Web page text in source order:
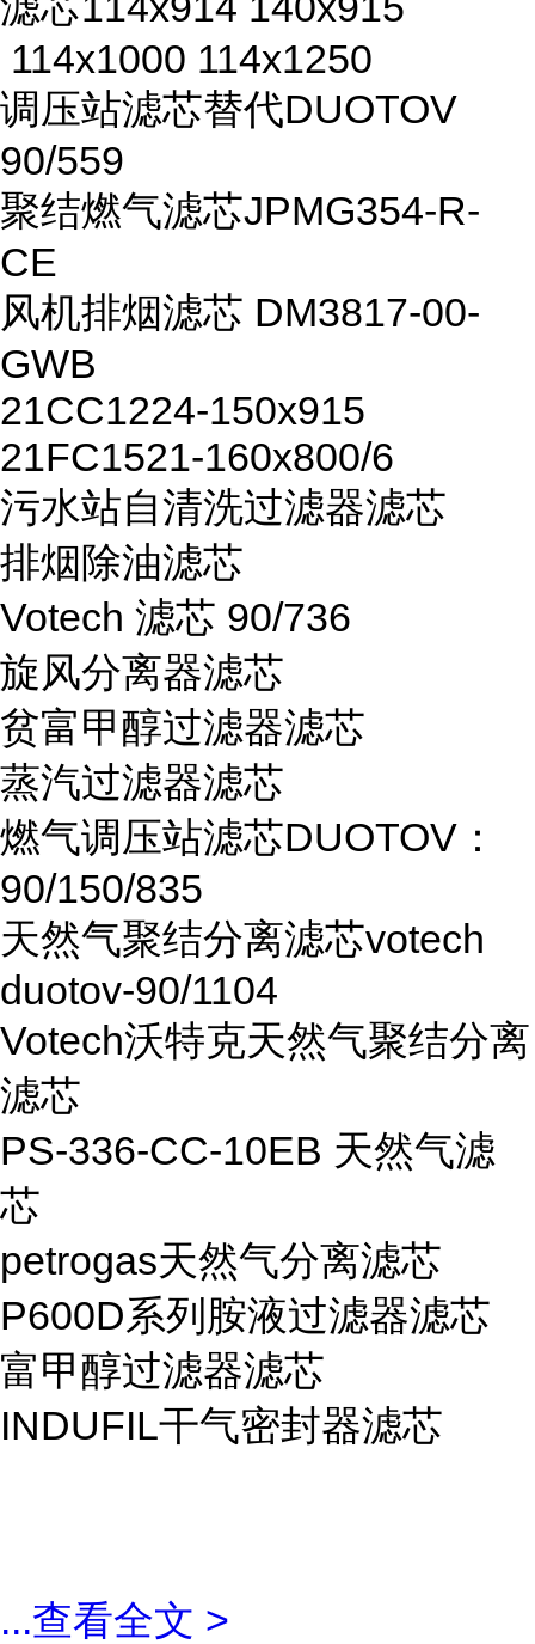
114x1000 114x1250
调压站滤芯替代DUOTOV
90/559
聚结燃气滤芯JPMG354-R-
CE
风机排烟滤芯 DM3817-00-
GWB
21CC1224-150x915
21FC1521-160x800/6
污水站自清洗过滤器滤芯
排烟除油滤芯
Votech 滤芯 90/736
旋风分离器滤芯
贫富甲醇过滤器滤芯
蒸汽过滤器滤芯
燃气调压站滤芯DUOTOV：
90/150/835
天然气聚结分离滤芯votech
duotov-90/1104
Votech沃特克天然气聚结分离
滤芯
PS-336-CC-10EB 天然气滤
芯
petrogas天然气分离滤芯
P600D系列胺液过滤器滤芯
富甲醇过滤器滤芯
INDUFIL干气密封器滤芯
...查看全文 >